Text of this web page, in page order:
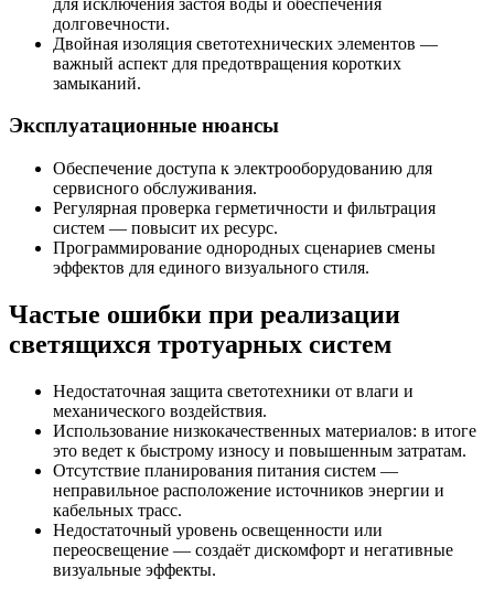
долговечности.
Двойная изоляция светотехнических элементов —
важный аспект для предотвращения коротких
замыканий.
Эксплуатационные нюансы
Обеспечение доступа к электрооборудованию для
сервисного обслуживания.
Регулярная проверка герметичности и фильтрация
систем — повысит их ресурс.
Программирование однородных сценариев смены
эффектов для единого визуального стиля.
Частые ошибки при реализации
светящихся тротуарных систем
Недостаточная защита светотехники от влаги и
механического воздействия.
Использование низкокачественных материалов: в итоге
это ведет к быстрому износу и повышенным затратам.
Отсутствие планирования питания систем —
неправильное расположение источников энергии и
кабельных трасс.
Недостаточный уровень освещенности или
переосвещение — создаёт дискомфорт и негативные
визуальные эффекты.